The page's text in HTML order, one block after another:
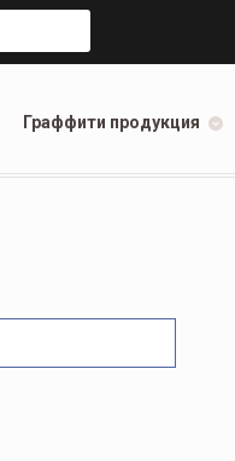
Граффити продукция